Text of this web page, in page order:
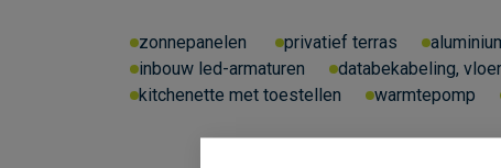
zonnepanelen privatief terras
inbouw led-armaturen
databekabeling,
kitchenette met toestellen
warmtepomp